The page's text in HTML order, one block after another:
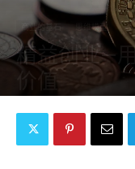
商业的基石 思维模型
精益创业—
价值